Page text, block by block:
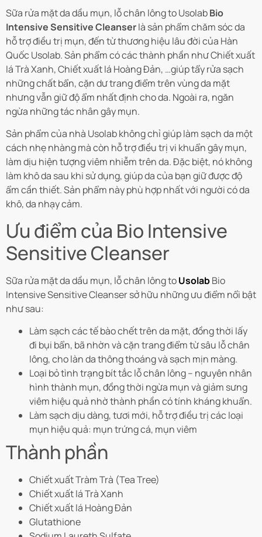
Sữa rửa mặt da dầu mụn, lỗ chân lông toUsolabBio
Intensive Sensitive Cleanserlà sản phẩm chăm sóc da
hỗ trợ điều trị mụn, đến từ thương hiệu lâu đời của Hàn
Quốc Usolab. Sản phẩm có các thành phần như Chiết xuất
lá Trà Xanh, Chiết xuất lá Hoàng Đản, …giúp tẩy rửa sạch
những chất bẩn, cặn dư trang điểm trên vùng da mặt
nhưng vẫn giữ độ ẩm nhất định cho da. Ngoài ra, ngăn
ngừa những tác nhân gây mụn.
Sản phẩm của nhà Usolab không chỉ giúp làm sạch da một
cách nhẹ nhàng mà còn hỗ trợ điều trị vi khuẩn gây mụn,
làm dịu hiện tượng viêm nhiễm trên da. Đặc biệt, nó không
làm khô da sau khi sử dụng, giúp da của bạn giữ được độ
ẩm cần thiết. Sản phẩm này phù hợp nhất với người có da
khô, da nhạy cảm.
Ưu điểm của Bio Intensive
Sensitive Cleanser
Sữa rửa mặt da dầu mụn, lỗ chân lông toUsolabBio
Intensive Sensitive Cleansersở hữu những ưu điểm nổi bật
như sau:
Làm sạch các tế bào chết trên da mặt, đồng thời lấy
đi bụi bẩn, bã nhờn và cặn trang điểm từ sâu lỗ chân
lông, cho làn da thông thoáng và sạch mịn màng.
Loại bỏ tình trạng bít tắc lỗ chân lông – nguyên nhân
hình thành mụn, đồng thời ngừa mụn và giảm sưng
viêm hiệu quả nhờ thành phần có tính kháng khuẩn.
Làm sạch dịu dàng, tươi mới, hỗ trợ điều trị các loại
mụn hiệu quả: mụn trứng cá, mụn viêm
Thành phần
Chiết xuất Tràm Trà (Tea Tree)
Chiết xuất lá Trà Xanh
Chiết xuất lá Hoàng Đản
Glutathione